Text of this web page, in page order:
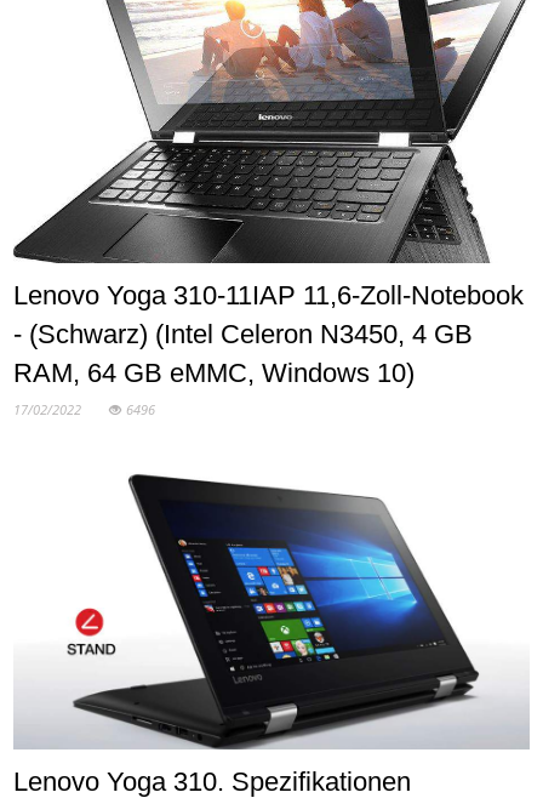
Lenovo Yoga 310-11IAP 11,6-Zoll-Notebook
- (Schwarz) (Intel Celeron N3450, 4 GB
RAM, 64 GB eMMC, Windows 10)
17/02/2022 6496
Lenovo Yoga 310. Spezifikationen